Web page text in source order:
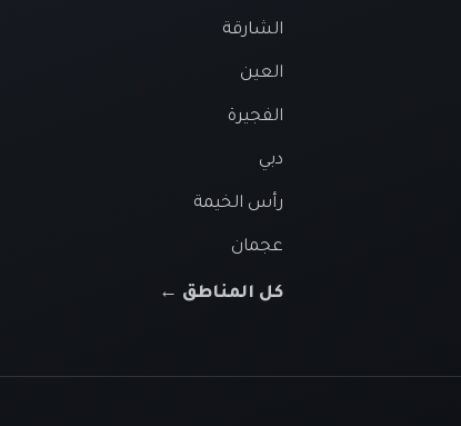
الشارقة
العين
الفجيرة
دبي
رأس الخيمة
عجمان
كل المناطق ←